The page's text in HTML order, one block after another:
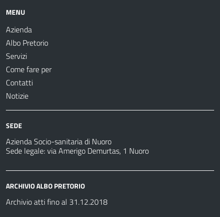
MENU
Azienda
Albo Pretorio
Servizi
Come fare per
Contatti
Notizie
SEDE
Azienda Socio-sanitaria di Nuoro
Sede legale: via Amerigo Demurtas, 1 Nuoro
ARCHIVIO ALBO PRETORIO
Archivio atti fino al 31.12.2018